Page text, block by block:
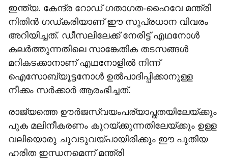
ഇന്ത്യ. കേന്ദ്ര റോഡ് ഗതാഗത-ഹൈവേ മന്ത്രി
നിതിൻ ഗഡ്കരിയാണ് ഈ സുപ്രധാന വിവരം
അറിയിച്ചത്. ഡീസലിലേക്ക് നേരിട്ട് എഥനോൾ
കലർത്തുന്നതിലെ സാങ്കേതിക തടസങ്ങൾ
മറികടക്കാനാണ് എഥനോളിൽ നിന്ന്
ഐസോബ്യൂട്ടനോൾ ഉൽപാദിപ്പിക്കാനുള്ള
നീക്കം സർക്കാർ ആരംഭിച്ചത്.
രാജ്യത്തെ ഊർജസ്വയംപര്യാപ്തതയിലേയ്ക്കും
പുക മലിനീകരണം കുറയ്ക്കുന്നതിലേയ്ക്കും ഉള്ള
വലിയൊരു ചുവടുവയ്പായിരിക്കും ഈ പുതിയ
ഹരിത ഇന്ധനമെന്ന് മന്ത്രി